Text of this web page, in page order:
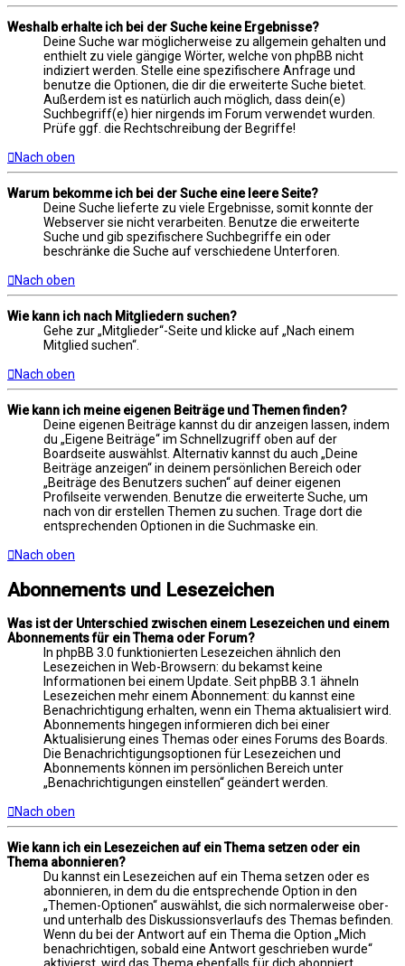
Weshalb erhalte ich bei der Suche keine Ergebnisse?
Deine Suche war möglicherweise zu allgemein gehalten und
enthielt zu viele gängige Wörter, welche von phpBB nicht
indiziert werden. Stelle eine spezifischere Anfrage und
benutze die Optionen, die dir die erweiterte Suche bietet.
Außerdem ist es natürlich auch möglich, dass dein(e)
Suchbegriff(e) hier nirgends im Forum verwendet wurden.
Prüfe ggf. die Rechtschreibung der Begriffe!
Nach oben
Warum bekomme ich bei der Suche eine leere Seite?
Deine Suche lieferte zu viele Ergebnisse, somit konnte der
Webserver sie nicht verarbeiten. Benutze die erweiterte
Suche und gib spezifischere Suchbegriffe ein oder
beschränke die Suche auf verschiedene Unterforen.
Nach oben
Wie kann ich nach Mitgliedern suchen?
Gehe zur „Mitglieder“-Seite und klicke auf „Nach einem
Mitglied suchen“.
Nach oben
Wie kann ich meine eigenen Beiträge und Themen finden?
Deine eigenen Beiträge kannst du dir anzeigen lassen, indem
du „Eigene Beiträge“ im Schnellzugriff oben auf der
Boardseite auswählst. Alternativ kannst du auch „Deine
Beiträge anzeigen“ in deinem persönlichen Bereich oder
„Beiträge des Benutzers suchen“ auf deiner eigenen
Profilseite verwenden. Benutze die erweiterte Suche, um
nach von dir erstellen Themen zu suchen. Trage dort die
entsprechenden Optionen in die Suchmaske ein.
Nach oben
Abonnements und Lesezeichen
Was ist der Unterschied zwischen einem Lesezeichen und einem
Abonnements für ein Thema oder Forum?
In phpBB 3.0 funktionierten Lesezeichen ähnlich den
Lesezeichen in Web-Browsern: du bekamst keine
Informationen bei einem Update. Seit phpBB 3.1 ähneln
Lesezeichen mehr einem Abonnement: du kannst eine
Benachrichtigung erhalten, wenn ein Thema aktualisiert wird.
Abonnements hingegen informieren dich bei einer
Aktualisierung eines Themas oder eines Forums des Boards.
Die Benachrichtigungsoptionen für Lesezeichen und
Abonnements können im persönlichen Bereich unter
„Benachrichtigungen einstellen“ geändert werden.
Nach oben
Wie kann ich ein Lesezeichen auf ein Thema setzen oder ein
Thema abonnieren?
Du kannst ein Lesezeichen auf ein Thema setzen oder es
abonnieren, in dem du die entsprechende Option in den
„Themen-Optionen“ auswählst, die sich normalerweise ober-
und unterhalb des Diskussionsverlaufs des Themas befinden.
Wenn du bei der Antwort auf ein Thema die Option „Mich
benachrichtigen, sobald eine Antwort geschrieben wurde“